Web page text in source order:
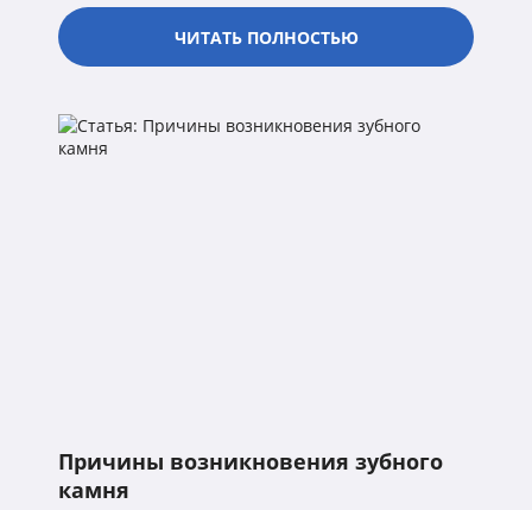
ЧИТАТЬ ПОЛНОСТЬЮ
Причины возникновения зубного
камня